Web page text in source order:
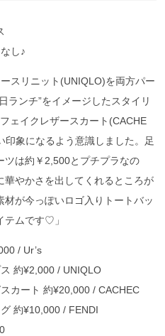
し♪
スリニット(UNIQLO)を両方パー
ランチ”をイメージしたスタイリ
ェイクレザースカート(CACHE
象になるよう意識しました。足
ツは約￥2,500とプチプラなの
華やかさを出してくれるところが
が今っぽいロゴ入りトートバッ
テムです♡」
/ Ur’s
約¥2,000 / UNIQLO
カート 約¥20,000 / CACHEC
約¥10,000 / FENDI